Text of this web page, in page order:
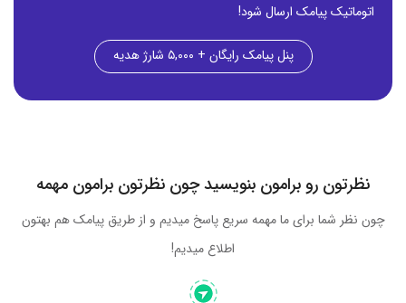
اتوماتیک پیامک ارسال شود!
پنل پیامک رایگان + ۵,۰۰۰ شارژ هدیه
نظرتون رو برامون بنویسید چون نظرتون برامون مهمه
چون نظر شما برای ما مهمه سریع پاسخ میدیم و از طریق پیامک هم بهتون
اطلاع میدیم!